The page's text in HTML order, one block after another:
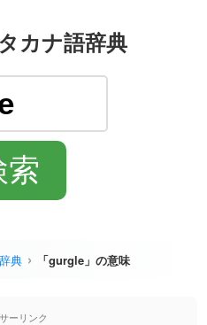
カナ語辞典
典 「gurgle」の意味
ーリンク